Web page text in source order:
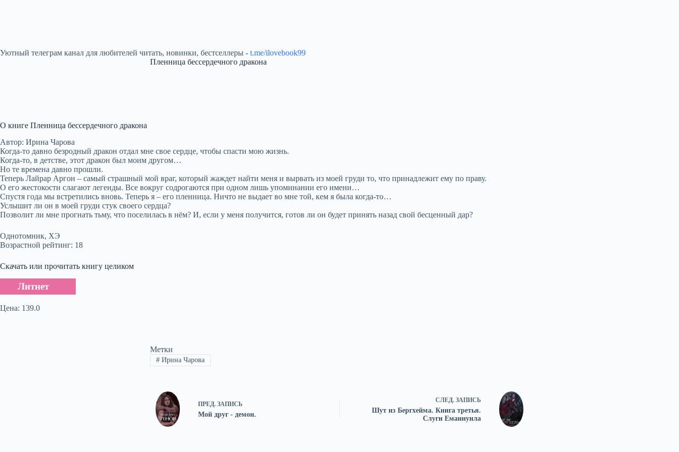
Уютный телеграм канал для любителей читать, новинки, бестселлеры - t.me/ilovebook99
Пленница бессердечного дракона
О книге Пленница бессердечного дракона
Автор: Ирина Чарова
Когда-то давно безродный дракон отдал мне свое сердце, чтобы спасти мою жизнь.
Когда-то, в детстве, этот дракон был моим другом…
Но те времена давно прошли.
Теперь Лайрар Аргон – самый страшный мой враг, который жаждет найти меня и вырвать из моей груди то, что принадлежит ему по праву.
О его жестокости слагают легенды. Все вокруг содрогаются при одном лишь упоминании его имени…
Спустя года мы встретились вновь. Теперь я – его пленница. Ничто не выдает во мне той, кем я была когда-то…
Услышит ли он в моей груди стук своего сердца?
Позволит ли мне прогнать тьму, что поселилась в нём? И, если у меня получится, готов ли он будет принять назад свой бесценный дар?
Однотомник, ХЭ
Возрастной рейтинг: 18
Скачать или прочитать книгу целиком
Литнет
Цена: 139.0
Метки
#Ирина Чарова
ПРЕД. ЗАПИСЬ
Мой друг - демон.
СЛЕД. ЗАПИСЬ
Шут из Бергхейма. Книга третья.
Слуги Еманнуила